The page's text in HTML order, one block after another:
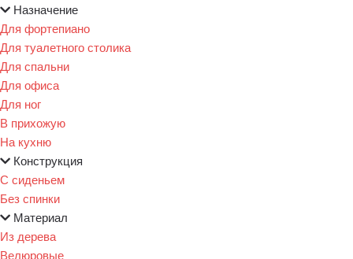
Назначение
Для фортепиано
Для туалетного столика
Для спальни
Для офиса
Для ног
В прихожую
На кухню
Конструкция
С сиденьем
Без спинки
Материал
Из дерева
Велюровые